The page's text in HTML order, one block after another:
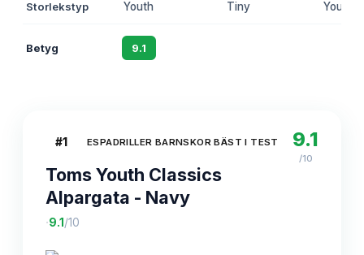
Storlekstyp Youth Tiny Youth
Betyg 9.1
#1 ESPADRILLER BARNSKOR BÄST I TEST
Toms Youth Classics
Alpargata - Navy
·9.1 /10
9.1
/10